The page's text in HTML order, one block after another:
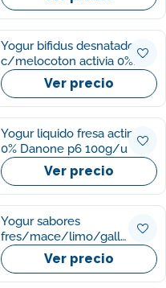
Yogur bifidus desnatado
c/melocoton activia 0%
Danone p4 125g/u
Ver precio
Yogur liquido fresa actimel
0% Danone p6 100g/u
Ver precio
Yogur sabores
fres/mace/limo/gall
Danone p8 120g/u
Ver precio